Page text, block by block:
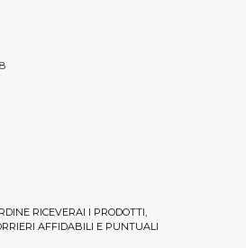
RICEVERAI I PRODOTTI,
AFFIDABILI E PUNTUALI